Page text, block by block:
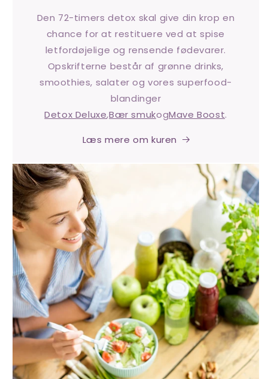
Den 72-timers detox skal give din krop en
chance for at restituere ved at spise
letfordøjelige og rensende fødevarer.
Opskrifterne består af grønne drinks,
smoothies, salater og vores superfood-
blandinger
Detox Deluxe,Bær smukogMave Boost.
Læs mere om kuren